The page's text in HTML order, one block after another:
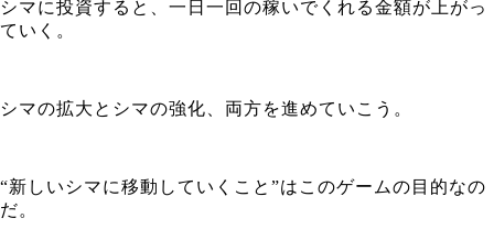
シマに投資すると、一日一回の稼いでくれる金額が上がっ
ていく。
シマの拡大とシマの強化、両方を進めていこう。
“新しいシマに移動していくこと”はこのゲームの目的なの
だ。